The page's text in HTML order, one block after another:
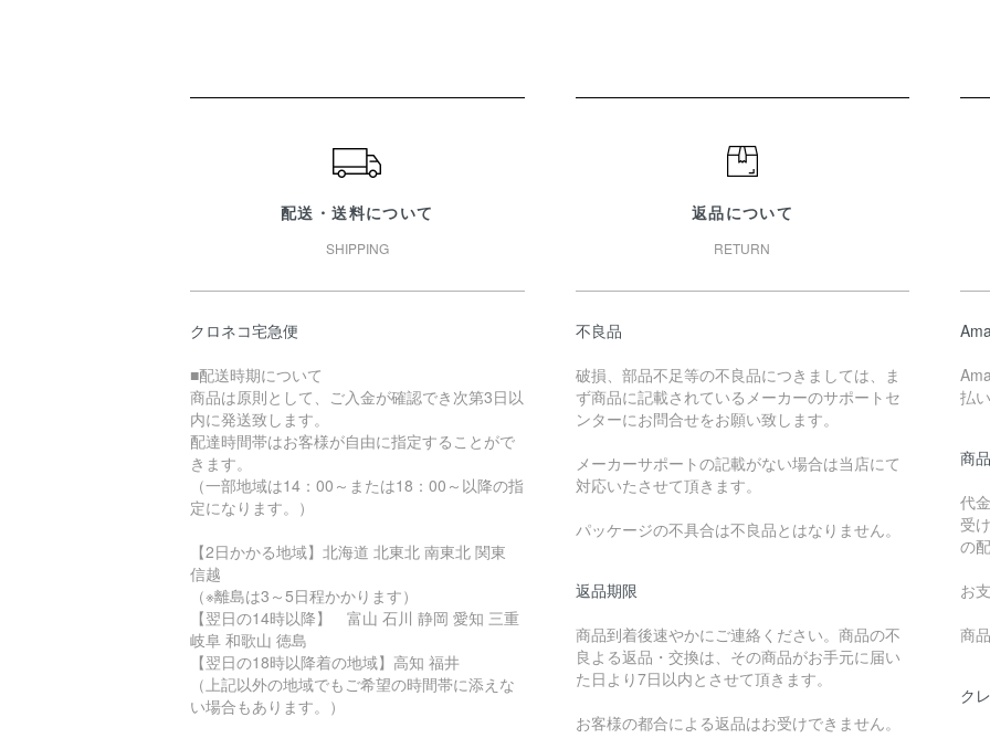
配送・送料について
SHIPPING
クロネコ宅急便
■配送時期について
商品は原則として、ご入金が確認でき次第3日以
内に発送致します。
配達時間帯はお客様が自由に指定することがで
きます。
（一部地域は14：00～または18：00～以降の指
定になります。）
【2日かかる地域】北海道 北東北 南東北 関東
信越
（※離島は3～5日程かかります）
【翌日の14時以降】 富山 石川 静岡 愛知 三重
岐阜 和歌山 徳島
【翌日の18時以降着の地域】高知 福井
（上記以外の地域でもご希望の時間帯に添えな
い場合もあります。）
返品について
RETURN
不良品
破損、部品不足等の不良品につきましては、ま
ず商品に記載されているメーカーのサポートセ
ンターにお問合せをお願い致します。
メーカーサポートの記載がない場合は当店にて
対応いたさせて頂きます。
パッケージの不具合は不良品とはなりません。
返品期限
商品到着後速やかにご連絡ください。商品の不
良よる返品・交換は、その商品がお手元に届い
た日より7日以内とさせて頂きます。
お客様の都合による返品はお受けできません。
払
商
代
受
の
お
商
ク